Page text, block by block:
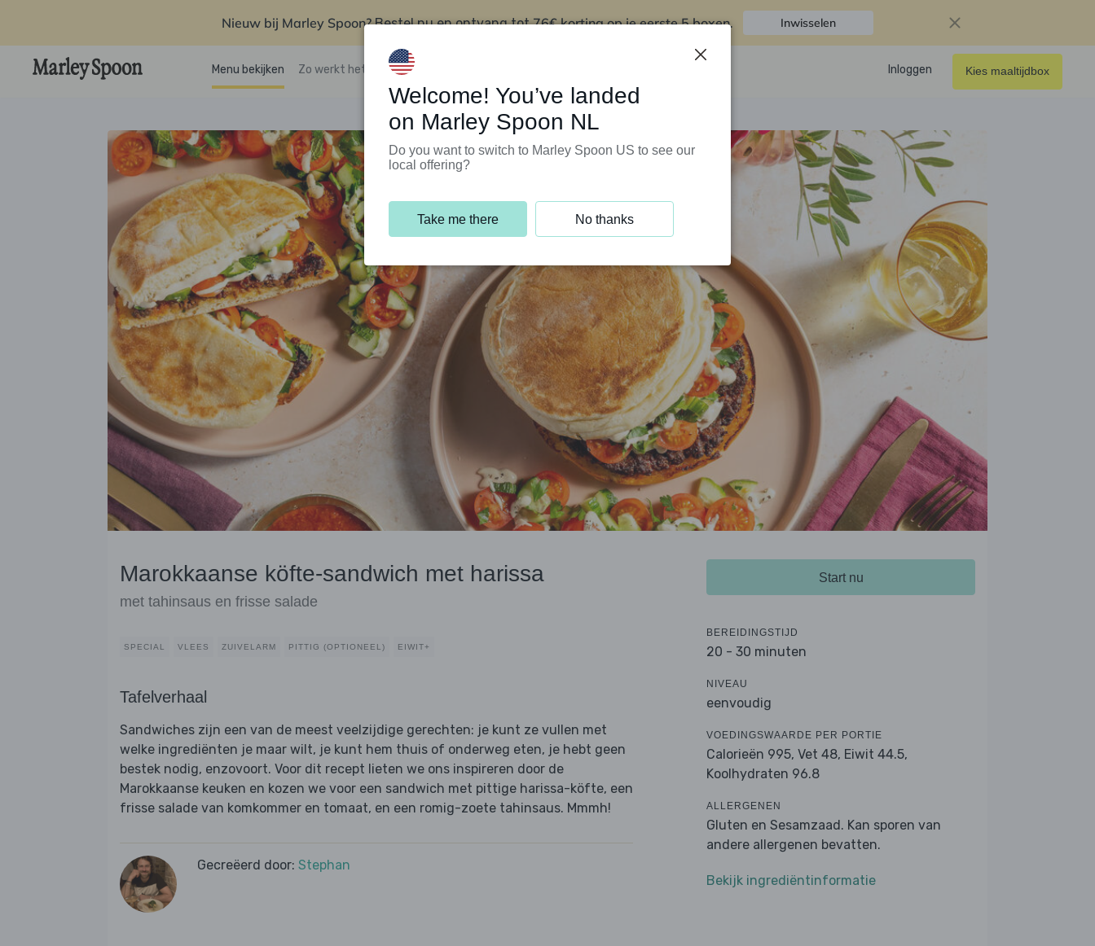
Nieuw bij Marley Spoon?Bestel nu en ontvang tot76€ korting op je eerste 5 boxen. Inwisselen
Menu bekijken Zo werkt het Klantenservice Inloggen Kies maaltijdbox
Marokkaanse köfte-sandwich met harissa
met tahinsaus en frisse salade
SPECIAL VLEES ZUIVELARM PITTIG (OPTIONEEL) EIWIT+
Tafelverhaal
Sandwiches zijn een van de meest veelzijdige gerechten: je kunt ze vullen met
welke ingrediënten je maar wilt, je kunt hem thuis of onderweg eten, je hebt geen
bestek nodig, enzovoort. Voor dit recept lieten we ons inspireren door de
Marokkaanse keuken en kozen we voor een sandwich met pittige harissa-köfte, een
frisse salade van komkommer en tomaat, en een romig-zoete tahinsaus. Mmmh!
Gecreëerd door: Stephan
Start nu
BEREIDINGSTIJD
20 - 30 minuten
NIVEAU
eenvoudig
VOEDINGSWAARDE PER PORTIE
Calorieën 995, Vet 48, Eiwit 44.5,
Koolhydraten 96.8
ALLERGENEN
Gluten en Sesamzaad. Kan sporen van
andere allergenen bevatten.
Bekijk ingrediëntinformatie
Welcome! You’ve landed
on Marley Spoon NL
Do you want to switch to Marley Spoon US to see our
local offering?
Take me there No thanks